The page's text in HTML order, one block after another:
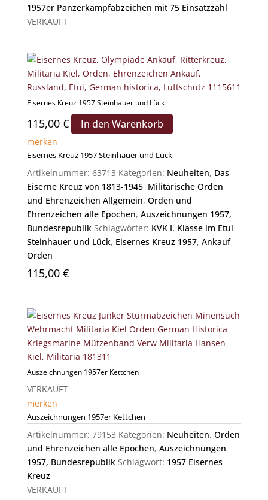
1957er Panzerkampfabzeichen mit 75 Einsatzzahl
VERKAUFT
Eisernes Kreuz 1957 Steinhauer und Lück
115,00 € In den Warenkorb
merken
Eisernes Kreuz 1957 Steinhauer und Lück
Artikelnummer: 63713 Kategorien: Neuheiten, Das
Eiserne Kreuz von 1813-1945, Militärische Orden
und Ehrenzeichen Allgemein, Orden und
Ehrenzeichen alle Epochen, Auszeichnungen 1957,
Bundesrepublik Schlagwörter: KVK I. Klasse im Etui
Steinhauer und Lück, Eisernes Kreuz 1957, Ankauf
Orden
115,00 €
Auszeichnungen 1957er Kettchen
VERKAUFT
merken
Auszeichnungen 1957er Kettchen
Artikelnummer: 79153 Kategorien: Neuheiten, Orden
und Ehrenzeichen alle Epochen, Auszeichnungen
1957, Bundesrepublik Schlagwort: 1957 Eisernes
Kreuz
VERKAUFT